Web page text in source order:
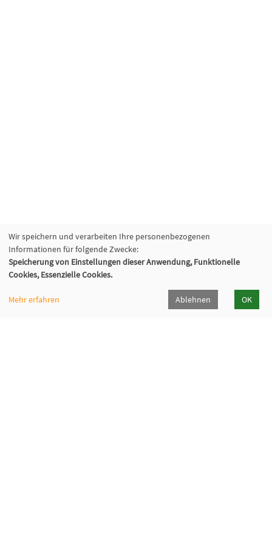
Wir speichern und verarbeiten Ihre personenbezogenen
Informationen für folgende Zwecke:
Speicherung von Einstellungen dieser Anwendung, Funktionelle
Cookies, Essenzielle Cookies.
Mehr erfahren Ablehnen OK